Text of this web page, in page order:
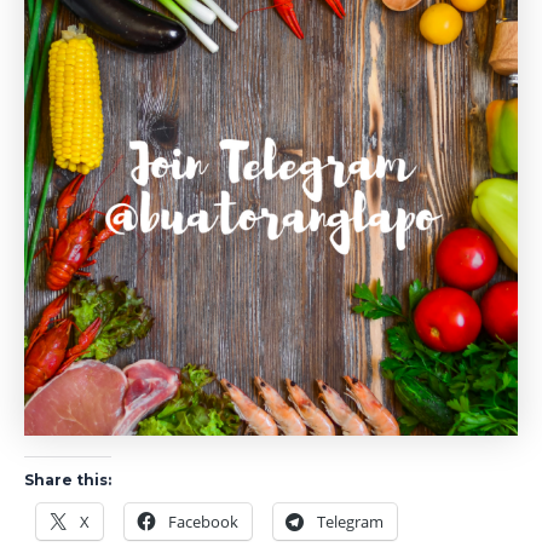
Share this:
X Facebook Telegram